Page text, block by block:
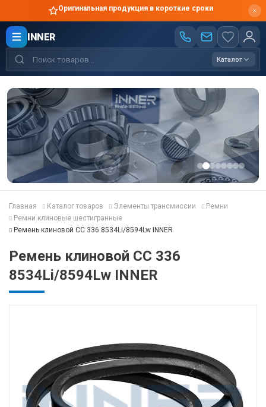
Оригинальная продукция в короткие сроки
INNER
Каталог
Главная Каталог товаров Элементы трансмиссии
Ремни
Ремни клиновые шестигранные
Ремень клиновой CC 336 8534Li/8594Lw INNER
Ремень клиновой CC 336
8534Li/8594Lw INNER